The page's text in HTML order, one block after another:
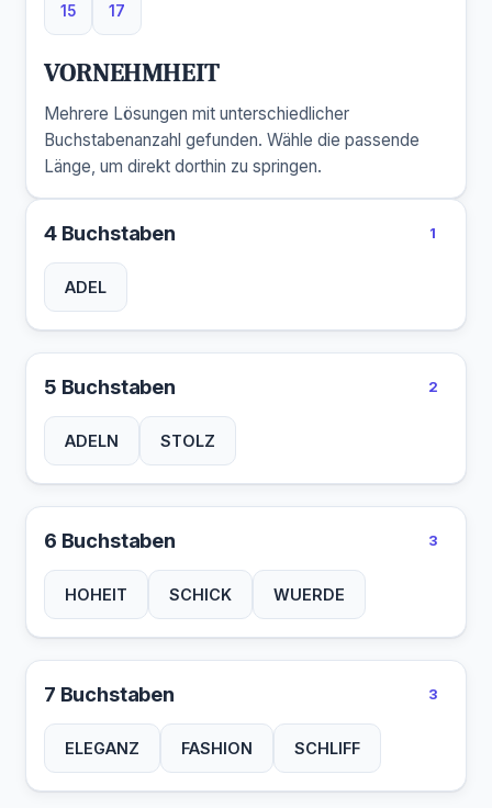
15
15 Buchstaben
17
17 Buchstaben
VORNEHMHEIT
Mehrere Lösungen mit unterschiedlicher
Buchstabenanzahl gefunden. Wähle die passende
Länge, um direkt dorthin zu springen.
4 Buchstaben 1
ADEL
5 Buchstaben 2
ADELN STOLZ
6 Buchstaben 3
HOHEIT SCHICK WUERDE
7 Buchstaben 3
ELEGANZ FASHION SCHLIFF